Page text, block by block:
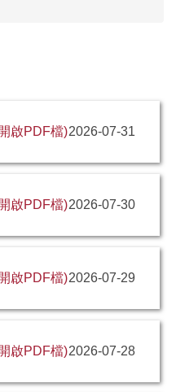
啟PDF檔)2026-07-31
啟PDF檔)2026-07-30
啟PDF檔)2026-07-29
啟PDF檔)2026-07-28